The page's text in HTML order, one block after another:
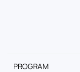
PROGRAM